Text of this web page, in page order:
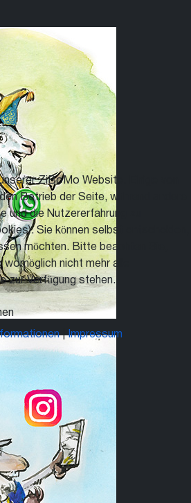
ZiBoMo Website. Einige von
Betrieb der Seite, während andere
und die Nutzererfahrung zu
Sie können selbst entscheiden,
möchten. Bitte beachten Sie,
womöglich nicht mehr alle
zur Verfügung stehen.
|Impressum